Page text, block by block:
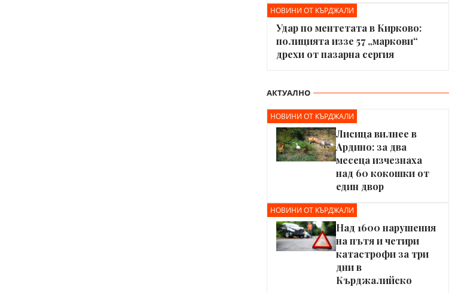
НОВИНИ ОТ КЪРДЖАЛИ
Удар по ментетата в Кирково:
полицията иззе 57 „маркови“
дрехи от пазарна сергия
АКТУАЛНО
НОВИНИ ОТ КЪРДЖАЛИ
Лисица вилнее в
Ардино: за два
месеца изчезнаха
над 60 кокошки от
един двор
НОВИНИ ОТ КЪРДЖАЛИ
Над 1600 нарушения
на пътя и четири
катастрофи за три
дни в
Кърджалийско